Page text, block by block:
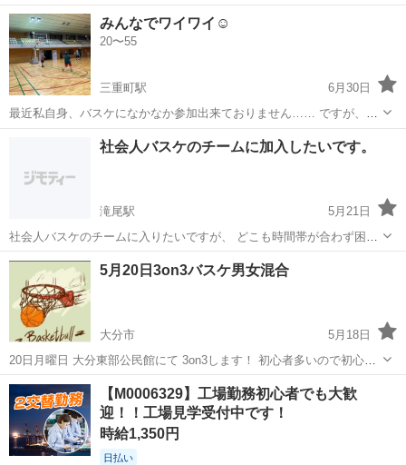
したのでご覧下さい📸 バスケのメンバーとそのご家族、仲のいい友達
なども含め24人程度が参加しておりました😊 今後もまた打ち上げなど
行っていく予定では...
大分 豊後大野市 三重町駅 バスケットボール
みんなでワイワイ☺️
20〜55
三重町駅
6月30日
最近私自身、バスケになかなか参加出来ておりません…… ですが、み
んな楽しくバスケに励んでます🍀*゜ みんなやりやすく、楽しいバスケ
です☺️ 遊びの延長なので沢山笑いあったり、時々本気になったり( 🔥Д
🔥 ) 試合になると本...
豊後大野市 バスケットボール バスケ
社会人バスケのチームに加入したいです。
滝尾駅
5月21日
社会人バスケのチームに入りたいですが、 どこも時間帯が合わず困っ
てます… 月〜土までは19:30まで。日曜は時間問いません。周2〜3参
加したいですが、時間帯が合うチームがなかなかなくここで探させて
大分 大分市 滝尾駅 バスケットボール
5月20日3on3バスケ男女混合
大分市
5月18日
20日月曜日 大分東部公民館にて 3on3します！ 初心者多いので初心
者、経験者別れてします✋ 3on3して緩く楽しく男女してます✋
大分 大分市 バスケットボール バスケ
【M0006329】工場勤務初心者でも大歓
迎！！工場見学受付中です！
時給1,350円
日払い